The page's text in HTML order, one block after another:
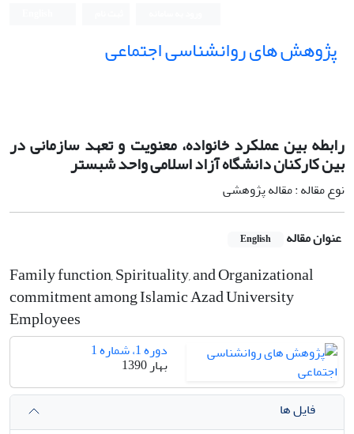
پژوهش های روانشناسی اجتماعی
رابطه بین عملکرد خانواده، معنویت و تعهد سازمانی در
بین کارکنان دانشگاه آزاد اسلامی واحد شبستر
نوع مقاله : مقاله پژوهشی
عنوان مقاله English
Family function, Spirituality, and Organizational
commitment among Islamic Azad University
Employees
دوره 1، شماره 1
بهار 1390
فایل ها